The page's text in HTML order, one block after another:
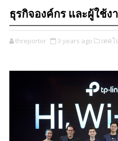
ธุรกิจองค์กร และผู้ใช้
threportor 3 years ago เทค